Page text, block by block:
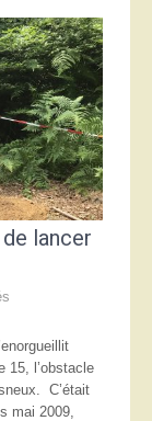
lancer
15, l’obstacle
C’était
mai 2009,